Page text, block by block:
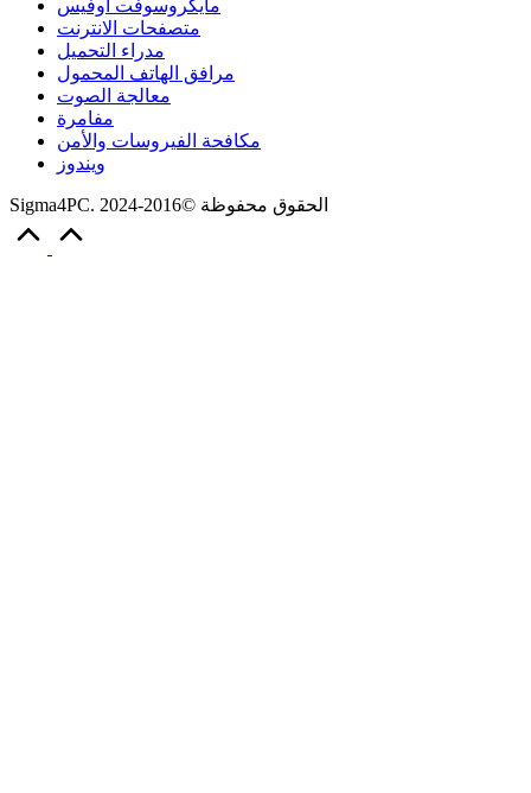
مايكروسوفت أوفيس
متصفحات الانترنت
مدراء التحميل
مرافق الهاتف المحمول
معالجة الصوت
مفامرة
مكافحة الفيروسات والأمن
ويندوز
Sigma4PC. الحقوق محفوظة ©2016-2024